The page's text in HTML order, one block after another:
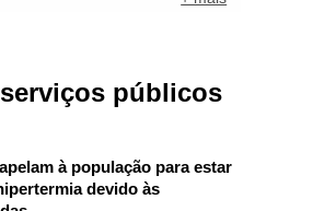
públicos
à população para estar
devido às